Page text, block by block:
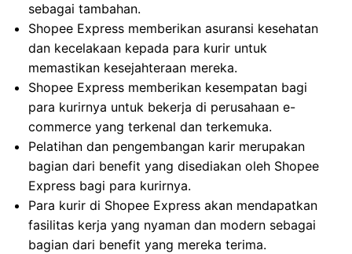
sebagai tambahan.
Shopee Express memberikan asuransi kesehatan
dan kecelakaan kepada para kurir untuk
memastikan kesejahteraan mereka.
Shopee Express memberikan kesempatan bagi
para kurirnya untuk bekerja di perusahaan e-
commerce yang terkenal dan terkemuka.
Pelatihan dan pengembangan karir merupakan
bagian dari benefit yang disediakan oleh Shopee
Express bagi para kurirnya.
Para kurir di Shopee Express akan mendapatkan
fasilitas kerja yang nyaman dan modern sebagai
bagian dari benefit yang mereka terima.